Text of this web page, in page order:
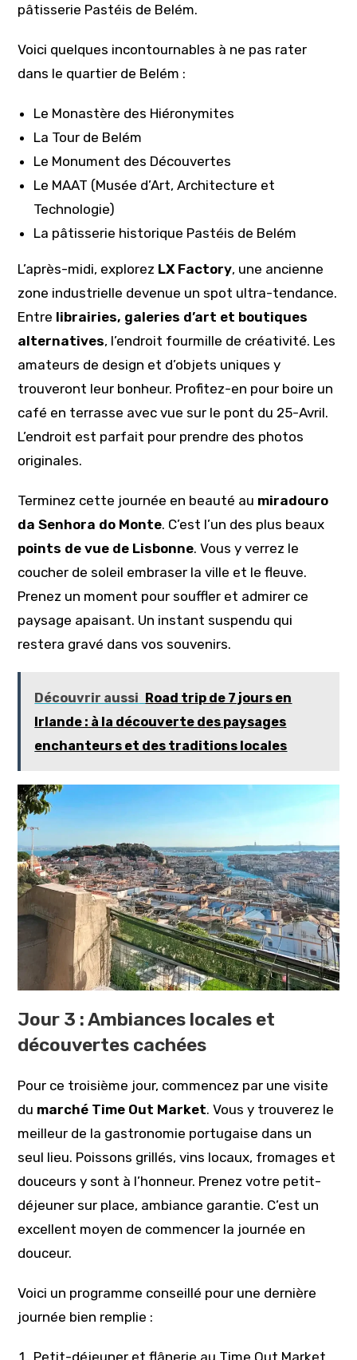
pâtisserie Pastéis de Belém.
Voici quelques incontournables à ne pas rater
dans le quartier de Belém :
Le Monastère des Hiéronymites
La Tour de Belém
Le Monument des Découvertes
Le MAAT (Musée d’Art, Architecture et
Technologie)
La pâtisserie historique Pastéis de Belém
L’après-midi, explorez LX Factory, une ancienne
zone industrielle devenue un spot ultra-tendance.
Entre librairies, galeries d’art et boutiques
alternatives, l’endroit fourmille de créativité. Les
amateurs de design et d’objets uniques y
trouveront leur bonheur. Profitez-en pour boire un
café en terrasse avec vue sur le pont du 25-Avril.
L’endroit est parfait pour prendre des photos
originales.
Terminez cette journée en beauté au miradouro
da Senhora do Monte. C’est l’un des plus beaux
points de vue de Lisbonne. Vous y verrez le
coucher de soleil embraser la ville et le fleuve.
Prenez un moment pour souffler et admirer ce
paysage apaisant. Un instant suspendu qui
restera gravé dans vos souvenirs.
Découvrir aussi
Road trip de 7 jours en
Irlande : à la découverte des paysages
enchanteurs et des traditions locales
Jour 3 : Ambiances locales et
découvertes cachées
Pour ce troisième jour, commencez par une visite
du marché Time Out Market. Vous y trouverez le
meilleur de la gastronomie portugaise dans un
seul lieu. Poissons grillés, vins locaux, fromages et
douceurs y sont à l’honneur. Prenez votre petit-
déjeuner sur place, ambiance garantie. C’est un
excellent moyen de commencer la journée en
douceur.
Voici un programme conseillé pour une dernière
journée bien remplie :
Petit-déjeuner et flânerie au Time Out Market